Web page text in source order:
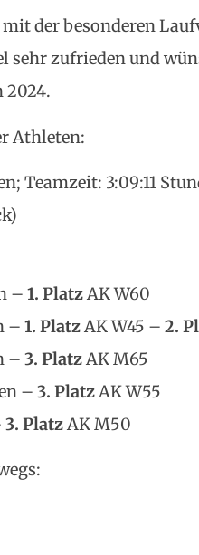
der besonderen
sehr zufrieden und
2024.
Athleten:
Teamzeit: 3:09:11
–1. Platz AK W60
–1. Platz AK W45 – 2.
–3. Platz AK M65
–3. Platz AK W55
3. Platz AK M50